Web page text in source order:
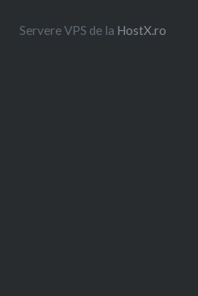
Servere VPS de la HostX.ro